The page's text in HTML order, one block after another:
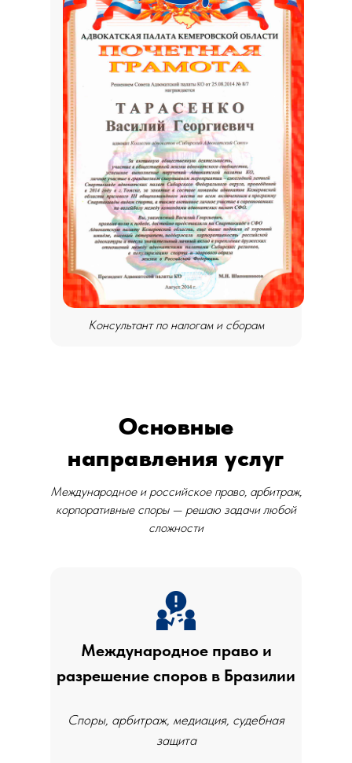
Консультант по налогам и сборам
Международное и российское право, арбитраж,
корпоративные споры — решаю задачи любой
сложности
Основные
направления услуг
Международное право и
разрешение споров в Бразилии
Споры, арбитраж, медиация, судебная
защита